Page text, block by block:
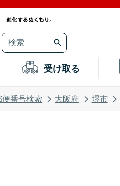
受け取る
番号検索 大阪府 堺市